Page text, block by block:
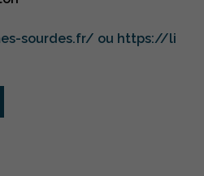
sourdes.fr/ ou https://li